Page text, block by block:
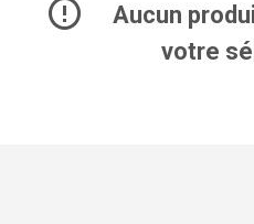
Aucun
votre